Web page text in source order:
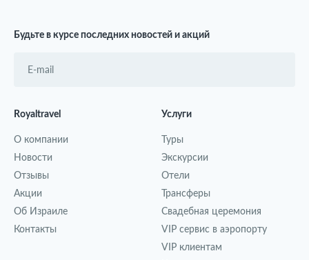
Будьте в курсе последних новостей и акций
Royaltravel
О компании
Новости
Отзывы
Акции
Об Израиле
Контакты
Услуги
Туры
Экскурсии
Отели
Трансферы
Свадебная церемония
VIP сервис в аэропорту
VIP клиентам